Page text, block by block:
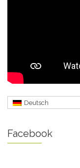
Deutsch
Facebook